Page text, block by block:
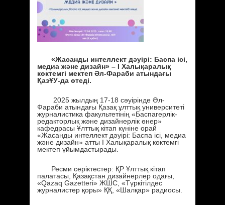
«Жасанды интеллект дәуірі: Баспа ісі,
медиа және дизайн» – І Халықаралық
көктемгі мектеп Әл-Фараби атындағы
ҚазҰУ-да өтеді.
2025 жылдың 17-18 сәуірінде Әл-
Фараби атындағы Қазақ ұлттық университеті
журналистика факультетінің «Баспагерлік-
редакторлық және дизайнерлік өнер»
кафедрасы Ұлттық кітап күніне орай
«Жасанды интеллект дәуірі: Баспа ісі, медиа
және дизайн» атты І Халықаралық көктемгі
мектеп ұйымдастырады.
Ресми серіктестер: ҚР Ұлттық кітап
палатасы, Қазақстан дизайнерлер одағы,
«Qazaq Gazetteri» ЖШС, «Түркітілдес
журналистер қоры» ҚҚ, «Шалқар» радиосы.